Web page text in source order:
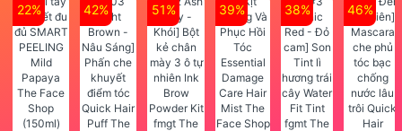
22% 42% 51% 39% 38% 46%